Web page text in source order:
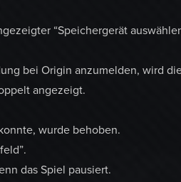
“Speichergerät
bei Origin anzumelden, wird
angezeigt.
wurde behoben.
das Spiel pausiert.